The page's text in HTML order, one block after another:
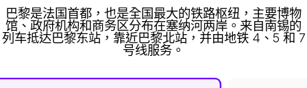
巴黎是法国首都，也是全国最大的铁路枢纽，主要博物
馆、政府机构和商务区分布在塞纳河两岸。来自南锡的
列车抵达巴黎东站，靠近巴黎北站，并由地铁 4、5 和 7
号线服务。